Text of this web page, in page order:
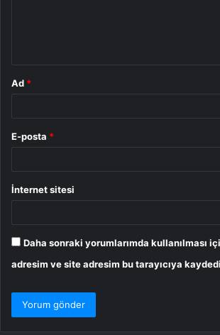
Ad *
E-posta *
İnternet sitesi
Daha sonraki yorumlarımda kullanılması
adresim ve site adresim bu tarayıcıya